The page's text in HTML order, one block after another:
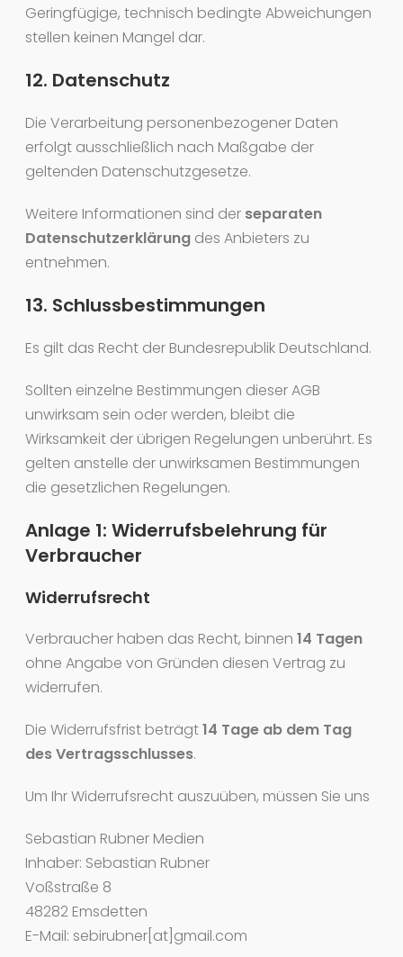
Geringfügige, technisch bedingte Abweichungen
stellen keinen Mangel dar.
12. Datenschutz
Die Verarbeitung personenbezogener Daten
erfolgt ausschließlich nach Maßgabe der
geltenden Datenschutzgesetze.
Weitere Informationen sind der separaten
Datenschutzerklärung des Anbieters zu
entnehmen.
13. Schlussbestimmungen
Es gilt das Recht der Bundesrepublik Deutschland.
Sollten einzelne Bestimmungen dieser AGB
unwirksam sein oder werden, bleibt die
Wirksamkeit der übrigen Regelungen unberührt. Es
gelten anstelle der unwirksamen Bestimmungen
die gesetzlichen Regelungen.
Anlage 1: Widerrufsbelehrung für
Verbraucher
Widerrufsrecht
Verbraucher haben das Recht, binnen 14 Tagen
ohne Angabe von Gründen diesen Vertrag zu
widerrufen.
Die Widerrufsfrist beträgt14 Tage ab dem Tag
des Vertragsschlusses.
Um Ihr Widerrufsrecht auszuüben, müssen Sie uns
Sebastian Rubner Medien
Inhaber: Sebastian Rubner
Voßstraße 8
48282 Emsdetten
E-Mail: sebirubner[at]gmail.com